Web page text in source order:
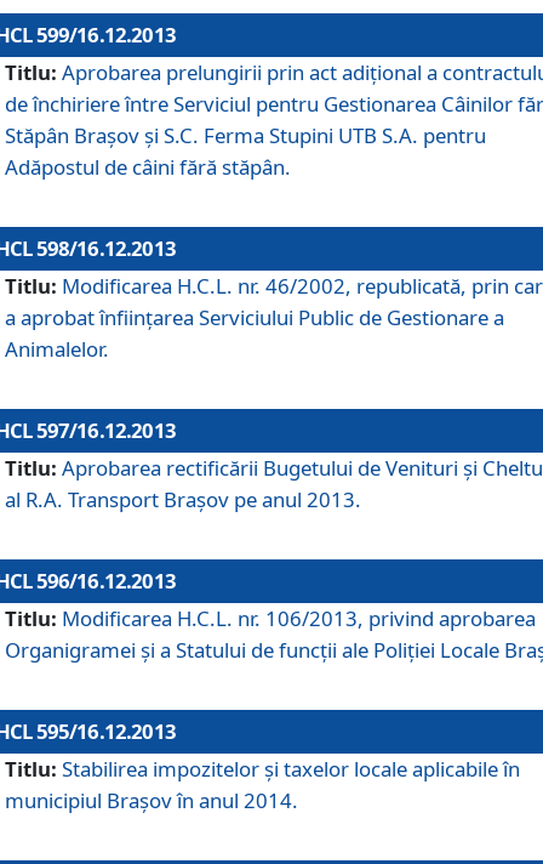
599/16.12.2013
Titlu: Aprobarea prelungirii prin act adiţional a
de închiriere între Serviciul pentru Gestionarea Câinilor
Stăpân Braşov şi S.C. Ferma Stupini UTB S.A. pentru
Adăpostul de câini fără stăpân.
598/16.12.2013
Titlu: Modificarea H.C.L. nr. 46/2002, republicată, prin
a aprobat înfiinţarea Serviciului Public de Gestionare a
Animalelor.
597/16.12.2013
Titlu: Aprobarea rectificării Bugetului de Venituri şi
al R.A. Transport Braşov pe anul 2013.
596/16.12.2013
Titlu: Modificarea H.C.L. nr. 106/2013, privind aprobarea
Organigramei şi a Statului de funcţii ale Poliţiei Locale
595/16.12.2013
Titlu: Stabilirea impozitelor şi taxelor locale aplicabile în
municipiul Braşov în anul 2014.